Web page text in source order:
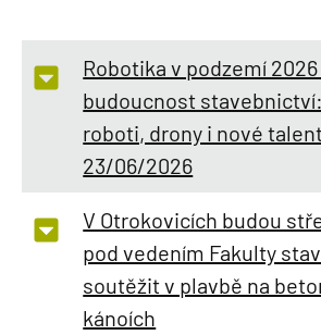
Robotika v podzemí
budoucnost
roboti, drony i nové
23/06/2026
V Otrokovicích budou
pod vedením Fakulty
soutěžit v plavbě na
kánoích